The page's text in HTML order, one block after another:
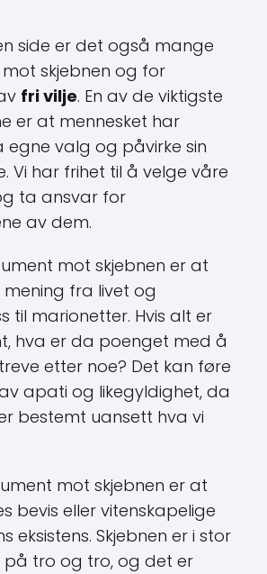
side er det også mange
skjebnen og for
fri vilje. En av de viktigste
er at mennesket har
egne valg og påvirke sin
Vi har frihet til å velge våre
ta ansvar for
av dem.
mot skjebnen er at
fra livet og
til marionetter. Hvis alt er
hva er da poenget med å
etter noe? Det kan føre
apati og likegyldighet, da
bestemt uansett hva vi
mot skjebnen er at
bevis eller vitenskapelige
eksistens. Skjebnen er i stor
tro og tro, og det er